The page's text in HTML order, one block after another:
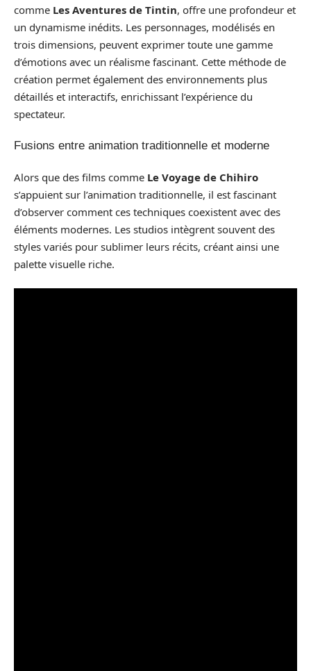
comme Les Aventures de Tintin, offre une profondeur et
un dynamisme inédits. Les personnages, modélisés en
trois dimensions, peuvent exprimer toute une gamme
d’émotions avec un réalisme fascinant. Cette méthode de
création permet également des environnements plus
détaillés et interactifs, enrichissant l’expérience du
spectateur.
Fusions entre animation traditionnelle et moderne
Alors que des films comme Le Voyage de Chihiro
s’appuient sur l’animation traditionnelle, il est fascinant
d’observer comment ces techniques coexistent avec des
éléments modernes. Les studios intègrent souvent des
styles variés pour sublimer leurs récits, créant ainsi une
palette visuelle riche.